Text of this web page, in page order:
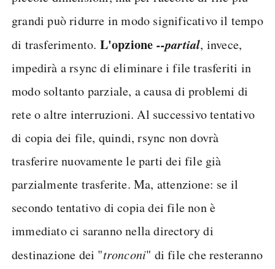
grandi può ridurre in modo significativo il tempo
di trasferimento. L'opzione --partial, invece,
impedirà a rsync di eliminare i file trasferiti in
modo soltanto parziale, a causa di problemi di
rete o altre interruzioni. Al successivo tentativo
di copia dei file, quindi, rsync non dovrà
trasferire nuovamente le parti dei file già
parzialmente trasferite. Ma, attenzione: se il
secondo tentativo di copia dei file non è
immediato ci saranno nella directory di
destinazione dei "tronconi" di file che resteranno